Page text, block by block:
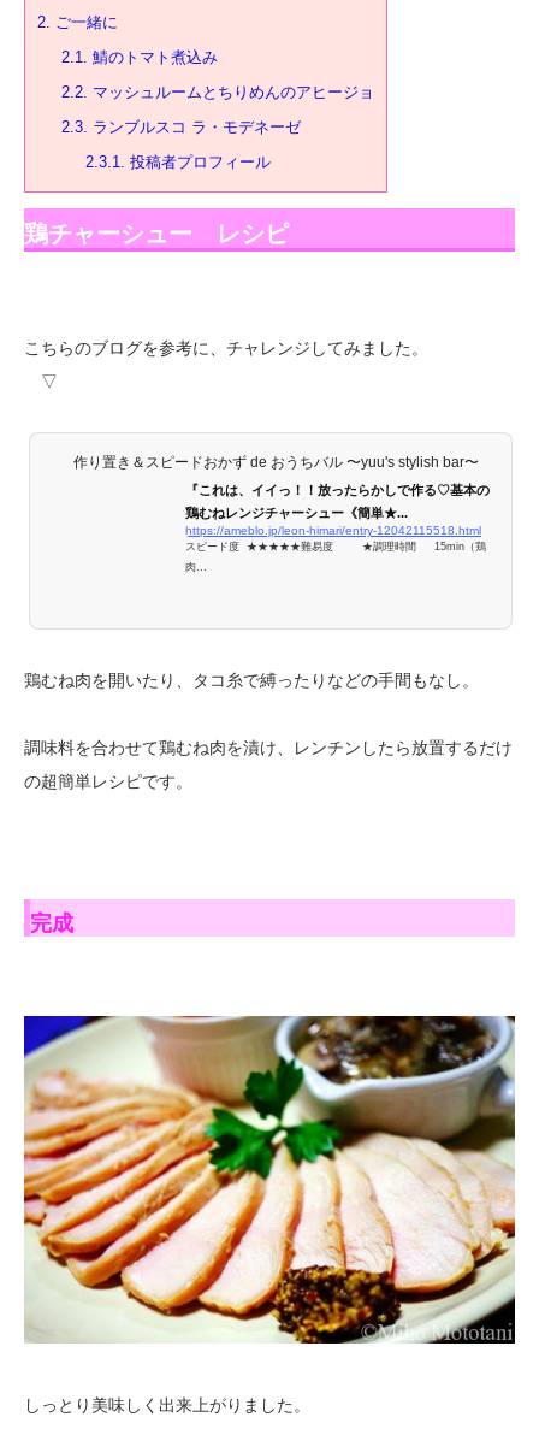
2. ご一緒に
2.1. 鯖のトマト煮込み
2.2. マッシュルームとちりめんのアヒージョ
2.3. ランブルスコ ラ・モデネーゼ
2.3.1. 投稿者プロフィール
鶏チャーシュー レシピ
こちらのブログを参考に、チャレンジしてみました。
▽
作り置き＆スピードおかず de おうちバル 〜yuu's stylish bar〜
『これは、イイっ！！放ったらかしで作る♡基本の
鶏むねレンジチャーシュー《簡単★...
https://ameblo.jp/leon-himari/entry-12042115518.html
スピード度 ★★★★★難易度 ★調理時間 15min（鶏
肉…
鶏むね肉を開いたり、タコ糸で縛ったりなどの手間もなし。
調味料を合わせて鶏むね肉を漬け、レンチンしたら放置するだけ
の超簡単レシピです。
完成
しっとり美味しく出来上がりました。